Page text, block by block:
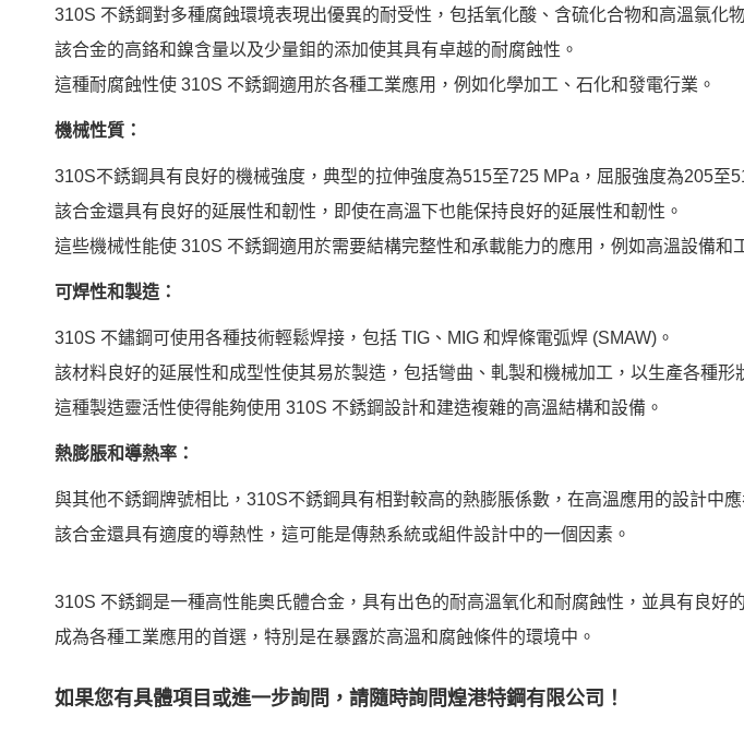
310S 不銹鋼對多種腐蝕環境表現出優異的耐受性，包括氧化酸、含硫化合物和高溫氯化物
該合金的高鉻和鎳含量以及少量鉬的添加使其具有卓越的耐腐蝕性。
這種耐腐蝕性使 310S 不銹鋼適用於各種工業應用，例如化學加工、石化和發電行業。
機械性質：
310S不銹鋼具有良好的機械強度，典型的拉伸強度為515至725 MPa，屈服強度為205至
該合金還具有良好的延展性和韌性，即使在高溫下也能保持良好的延展性和韌性。
這些機械性能使 310S 不銹鋼適用於需要結構完整性和承載能力的應用，例如高溫設備和
可焊性和製造：
310S 不鏽鋼可使用各種技術輕鬆焊接，包括 TIG、MIG 和焊條電弧焊 (SMAW)。
該材料良好的延展性和成型性使其易於製造，包括彎曲、軋製和機械加工，以生產各種形
這種製造靈活性使得能夠使用 310S 不銹鋼設計和建造複雜的高溫結構和設備。
熱膨脹和導熱率：
與其他不銹鋼牌號相比，310S不銹鋼具有相對較高的熱膨脹係數，在高溫應用的設計中應
該合金還具有適度的導熱性，這可能是傳熱系統或組件設計中的一個因素。
310S 不銹鋼是一種高性能奧氏體合金，具有出色的耐高溫氧化和耐腐蝕性，並具有良好
成為各種工業應用的首選，特別是在暴露於高溫和腐蝕條件的環境中。
如果您有具體項目或進一步詢問，請隨時詢問煌港特鋼有限公司 ！